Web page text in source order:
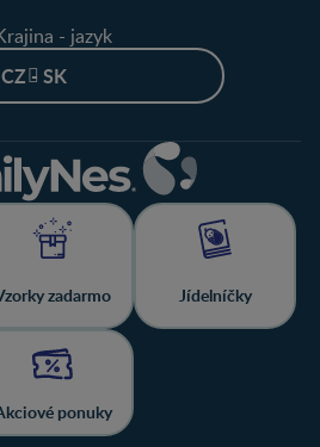
- jazyk
CZ - SK
zadarmo Jídelníčky
ponuky